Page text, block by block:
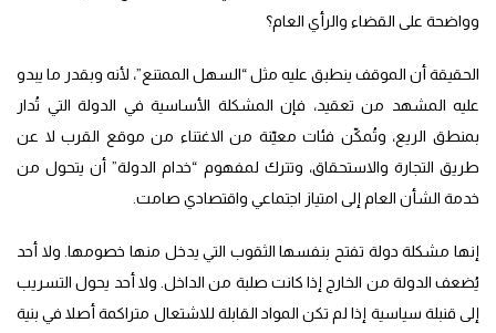
وواضحة على القضاء والرأي العام؟
الحقيقة أن الموقف ينطبق عليه مثل “السهل الممتنع”، لأنه وبقدر ما يبدو
عليه المشهد من تعقيد، فإن المشكلة الأساسية في الدولة التي تُدار
بمنطق الريع، وتُمكّن فئات معيّنة من الاغتناء من موقع القرب لا عن
طريق التجارة والاستحقاق، وتترك لمفهوم “خدام الدولة” أن يتحول من
خدمة الشأن العام إلى امتياز اجتماعي واقتصادي صامت.
إنها مشكلة دولة تفتح بنفسها الثقوب التي يدخل منها خصومها. ولا أحد
يُضعف الدولة من الخارج إذا كانت صلبة من الداخل. ولا أحد يحول التسريب
إلى قنبلة سياسية إذا لم تكن المواد القابلة للاشتعال متراكمة أصلا في بنية